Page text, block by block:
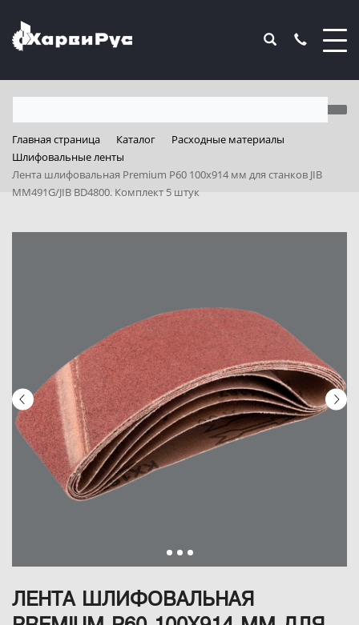
Главная страница Каталог
Расходные материалы
Шлифовальные ленты
Лента шлифовальная Premium P60 100х914 мм для станков JIB
MM491G/JIB BD4800. Комплект 5 штук
ЛЕНТА ШЛИФОВАЛЬНАЯ